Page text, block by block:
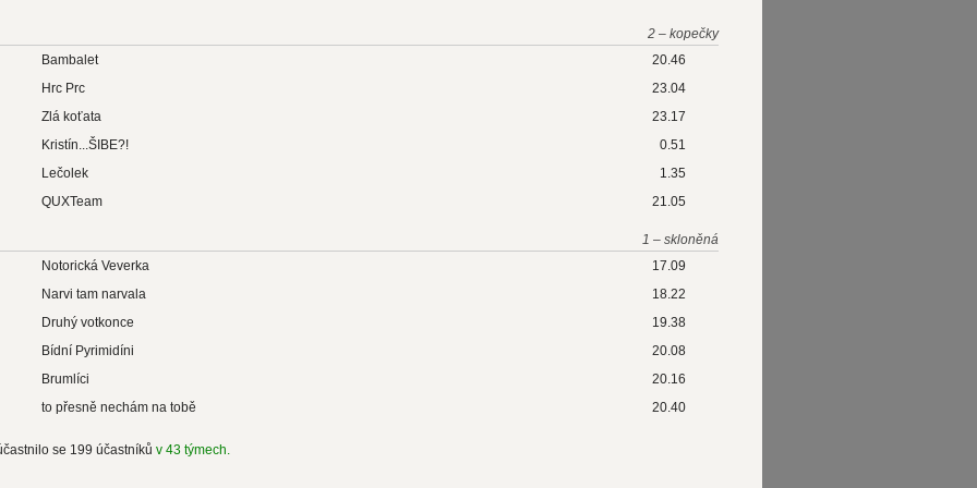
2 – kopečky
Bambalet
20.46
Hrc Prc
23.04
Zlá koťata
23.17
Kristín...ŠIBE?!
0.51
Lečolek
1.35
QUXTeam
21.05
1 – skloněná
Notorická Veverka
17.09
Narvi tam narvala
18.22
Druhý votkonce
19.38
Bídní Pyrimidíni
20.08
Brumlíci
20.16
to přesně nechám na tobě
20.40
se 199 účastníků v 43 týmech.